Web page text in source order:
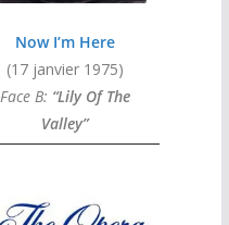
Now I’m Here
(17 janvier 1975)
Face B: “Lily Of The
Valley”